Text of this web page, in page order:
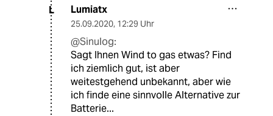
L Lumiatx
25.09.2020, 12:29 Uhr
@Sinulog:
Sagt Ihnen Wind to gas etwas? Find
ich ziemlich gut, ist aber
weitestgehend unbekannt, aber wie
ich finde eine sinnvolle Alternative zur
Batterie...